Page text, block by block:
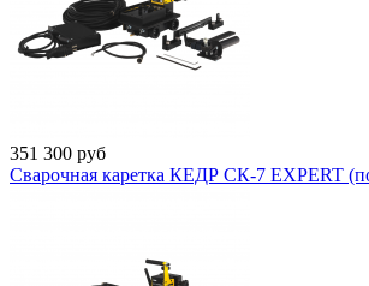
351 300 руб
Сварочная каретка КЕДР СК-7 EXPERT